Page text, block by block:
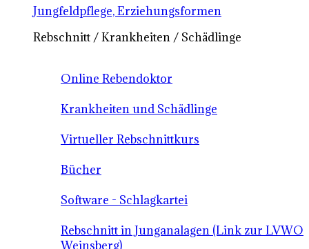
Jungfeldpflege, Erziehungsformen
Rebschnitt / Krankheiten / Schädlinge
Online Rebendoktor
Krankheiten und Schädlinge
Virtueller Rebschnittkurs
Bücher
Software - Schlagkartei
Rebschnitt in Junganalagen (Link zur LVWO
Weinsberg)